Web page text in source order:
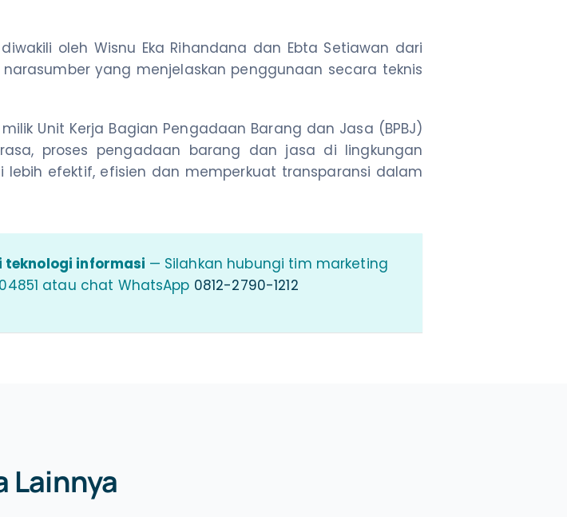
oleh Wisnu Eka Rihandana dan Ebta Setiawan dari
yang menjelaskan penggunaan secara teknis
Unit Kerja Bagian Pengadaan Barang dan Jasa (BPBJ)
proses pengadaan barang dan jasa di lingkungan
lebih efektif, efisien dan memperkuat transparansi dalam
teknologi informasi — Silahkan hubungi tim marketing
atau chat WhatsApp 0812-2790-1212
Lainnya